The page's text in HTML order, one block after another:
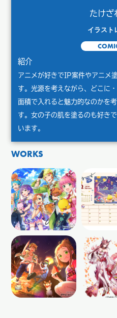
たけざ
イラスト
紹介
アニメが好きでIP案件やアニメ
す。光源を考えながら、どこに
面積で入れると魅力的なのかを
す。女の子の肌を塗るのも好き
います。
WORKS